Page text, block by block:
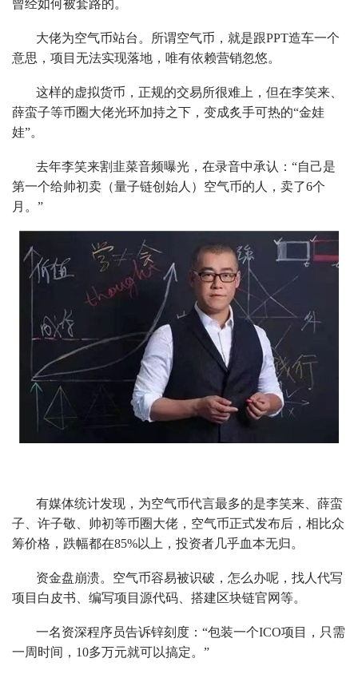
曾经如何被套路的。
大佬为空气币站台。所谓空气币，就是跟PPT造车一个
意思，项目无法实现落地，唯有依赖营销忽悠。
这样的虚拟货币，正规的交易所很难上，但在李笑来、
薛蛮子等币圈大佬光环加持之下，变成炙手可热的“金娃
娃”。
去年李笑来割韭菜音频曝光，在录音中承认：“自己是
第一个给帅初卖（量子链创始人）空气币的人，卖了6个
月。”
有媒体统计发现，为空气币代言最多的是李笑来、薛蛮
子、许子敬、帅初等币圈大佬，空气币正式发布后，相比众
筹价格，跌幅都在85%以上，投资者几乎血本无归。
资金盘崩溃。空气币容易被识破，怎么办呢，找人代写
项目白皮书、编写项目源代码、搭建区块链官网等。
一名资深程序员告诉锌刻度：“包装一个ICO项目，只需
一周时间，10多万元就可以搞定。”